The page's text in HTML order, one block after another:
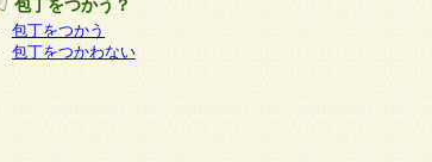
包丁をつかう？
包丁をつかう
包丁をつかわない